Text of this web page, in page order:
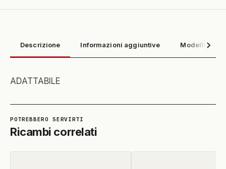
Descrizione Informazioni aggiuntive Modelli
ADATTABILE
Ricambi correlati